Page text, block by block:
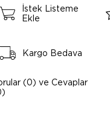
İstek Listeme
Ekle
Kargo Bedava
(0) ve Cevaplar